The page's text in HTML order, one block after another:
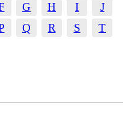
G H I
J
Q R S
T